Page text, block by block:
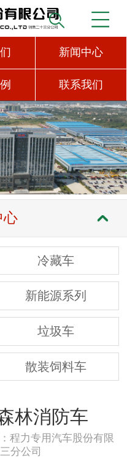
新闻中心
联系我们
心
冷藏车
新能源系列
垃圾车
散装饲料车
林消防车
程力专用汽车股份有限
分公司